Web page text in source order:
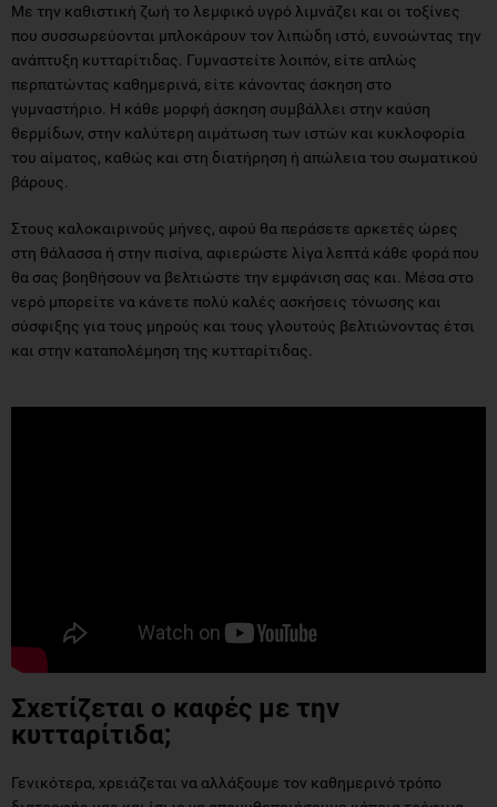
Mε την καθιστική ζωή το λεμφικό υγρό λιμνάζει και οι τοξίνες
που συσσωρεύονται μπλοκάρουν τον λιπώδη ιστό, ευνοώντας την
ανάπτυξη κυτταρίτιδας. Γυμναστείτε λοιπόν, είτε απλώς
περπατώντας καθημερινά, είτε κάνοντας άσκηση στο
γυμναστήριο. Η κάθε μορφή άσκηση συμβάλλει στην καύση
θερμίδων, στην καλύτερη αιμάτωση των ιστών και κυκλοφορία
του αίματος, καθώς και στη διατήρηση ή απώλεια του σωματικού
βάρους.
Στους καλοκαιρινούς μήνες, αφού θα περάσετε αρκετές ώρες
στη θάλασσα ή στην πισίνα, αφιερώστε λίγα λεπτά κάθε φορά που
θα σας βοηθήσουν να βελτιώστε την εμφάνιση σας και. Μέσα στο
νερό μπορείτε να κάνετε πολύ καλές ασκήσεις τόνωσης και
σύσφιξης για τους μηρούς και τους γλουτούς βελτιώνοντας έτσι
και στην καταπολέμηση της κυτταρίτιδας.
Σχετίζεται ο καφές με την
κυτταρίτιδα;
Γενικότερα, χρειάζεται να αλλάξουμε τον καθημερινό τρόπο